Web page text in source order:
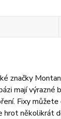
značky
mají
Fixy
několikrát